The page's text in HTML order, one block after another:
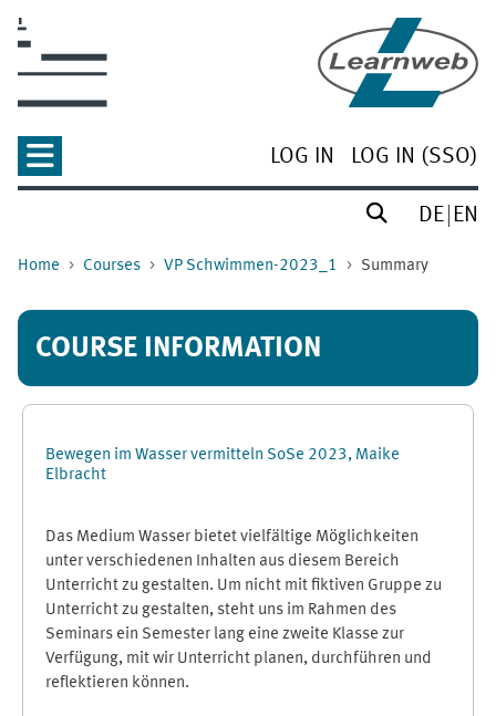
LOG IN LOG IN (SSO)
DE EN
Home Courses VP Schwimmen-2023_1 Summary
COURSE INFORMATION
Bewegen im Wasser vermitteln SoSe 2023, Maike
Elbracht
Das Medium Wasser bietet vielfältige Möglichkeiten
unter verschiedenen Inhalten aus diesem Bereich
Unterricht zu gestalten. Um nicht mit fiktiven Gruppe zu
Unterricht zu gestalten, steht uns im Rahmen des
Seminars ein Semester lang eine zweite Klasse zur
Verfügung, mit wir Unterricht planen, durchführen und
reflektieren können.